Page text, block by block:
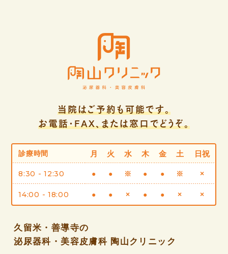
当院はご予約も可能です。
お電話・FAX、または窓口でどうぞ。
診療時間 月 火 水 木 金 土 日祝
8:30 - 12:30 ● ● ※ ● ● ※ ×
14:00 - 18:00 ● ● × ● ● × ×
久留米・善導寺の
泌尿器科・美容皮膚科 陶山クリニック